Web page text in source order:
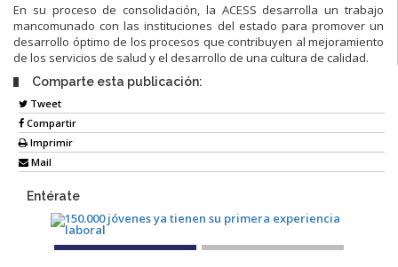
En su proceso de consolidación, la ACESS desarrolla un trabajo
mancomunado con las instituciones del estado para promover un
desarrollo óptimo de los procesos que contribuyen al mejoramiento
de los servicios de salud y el desarrollo de una cultura de calidad.
Comparte esta publicación:
Tweet
Compartir
Imprimir
Mail
Entérate